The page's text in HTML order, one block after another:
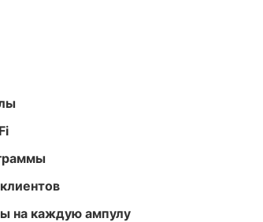
на каждую ампулу